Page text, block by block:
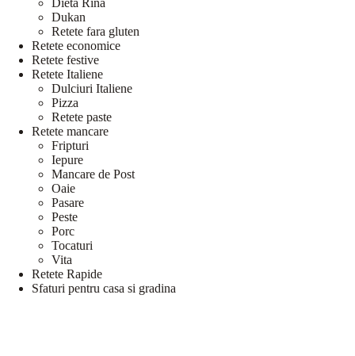
Dieta Rina
Dukan
Retete fara gluten
Retete economice
Retete festive
Retete Italiene
Dulciuri Italiene
Pizza
Retete paste
Retete mancare
Fripturi
Iepure
Mancare de Post
Oaie
Pasare
Peste
Porc
Tocaturi
Vita
Retete Rapide
Sfaturi pentru casa si gradina